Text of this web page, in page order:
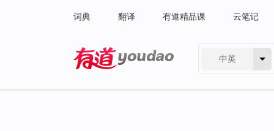
词典 翻译 有道精品课 云笔记
中英